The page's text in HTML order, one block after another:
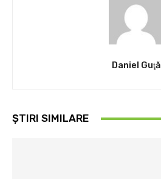
Daniel Guţă
ȘTIRI SIMILARE